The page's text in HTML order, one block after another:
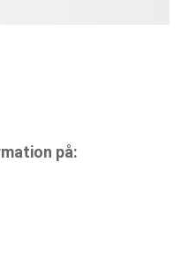
på: